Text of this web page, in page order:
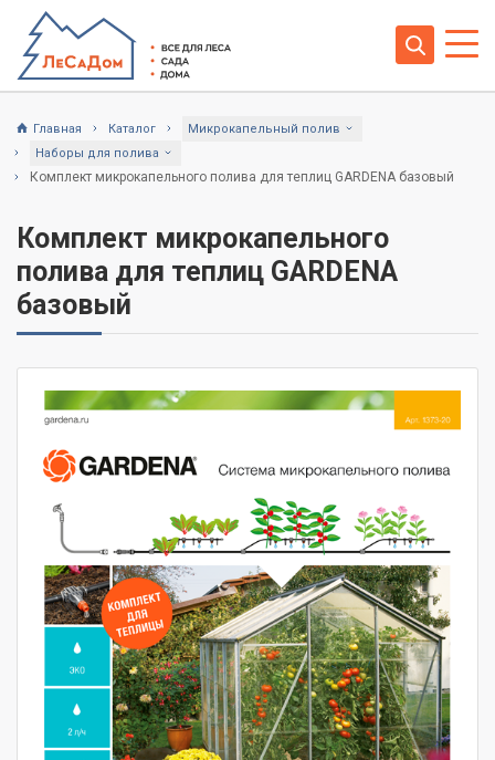
Главная Каталог
Микрокапельный полив
Наборы для полива
Комплект микрокапельного полива для теплиц GARDENA базовый
Комплект микрокапельного
полива для теплиц GARDENA
базовый